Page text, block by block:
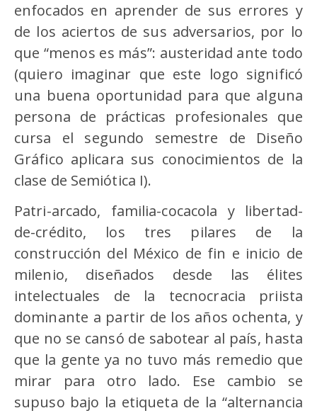
enfocados en aprender de sus errores y
de los aciertos de sus adversarios, por lo
que “menos es más”: austeridad ante todo
(quiero imaginar que este logo significó
una buena oportunidad para que alguna
persona de prácticas profesionales que
cursa el segundo semestre de Diseño
Gráfico aplicara sus conocimientos de la
clase de Semiótica I).
Patri-arcado, familia-cocacola y libertad-
de-crédito, los tres pilares de la
construcción del México de fin e inicio de
milenio, diseñados desde las élites
intelectuales de la tecnocracia priista
dominante a partir de los años ochenta, y
que no se cansó de sabotear al país, hasta
que la gente ya no tuvo más remedio que
mirar para otro lado. Ese cambio se
supuso bajo la etiqueta de la “alternancia